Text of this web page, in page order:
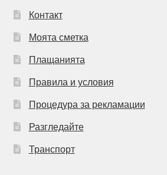
Контакт
Моята сметка
Плащанията
Правила и условия
Процедура за рекламации
Разгледайте
Транспорт